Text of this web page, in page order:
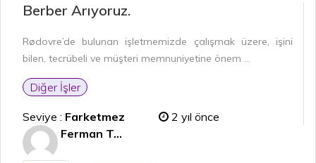
Berber Arıyoruz.
Rødovre’de bulunan işletmemizde çalışmak üzere, işini
bilen, tecrübeli ve müşteri memnuniyetine önem ...
Diğer İşler
Seviye : Farketmez
2 yıl önce
Ferman T...